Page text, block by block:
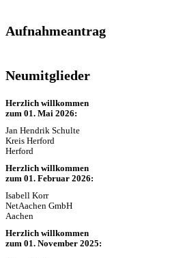
Aufnahmeantrag
Neumitglieder
Herzlich willkommen
zum 01. Mai 2026:
Jan Hendrik Schulte
Kreis Herford
Herford
Herzlich willkommen
zum 01. Februar 2026:
Isabell Korr
NetAachen GmbH
Aachen
Herzlich willkommen
zum 01. November 2025: